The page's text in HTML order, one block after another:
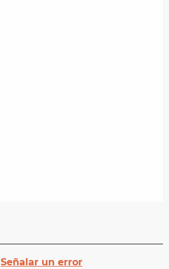
Señalar un error